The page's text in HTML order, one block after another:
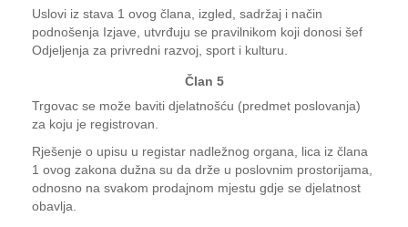
Uslovi iz stava 1 ovog člana, izgled, sadržaj i način
podnošenja Izjave, utvrđuju se pravilnikom koji donosi šef
Odjeljenja za privredni razvoj, sport i kulturu.
Član 5
Trgovac se može baviti djelatnošću (predmet poslovanja)
za koju je registrovan.
Rješenje o upisu u registar nadležnog organa, lica iz člana
1 ovog zakona dužna su da drže u poslovnim prostorijama,
odnosno na svakom prodajnom mjestu gdje se djelatnost
obavlja.